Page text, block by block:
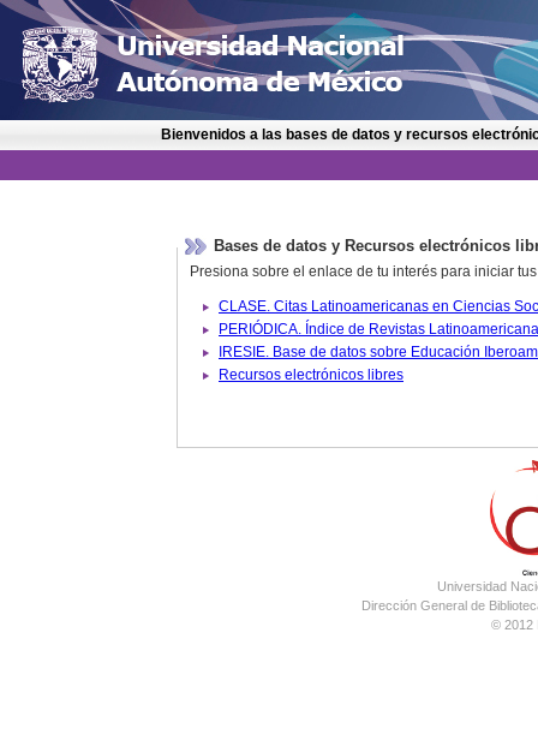
Bienvenidos a las bases de datos y recursos
Bases de datos y Recursos electrónicos
Presiona sobre el enlace de tu interés para iniciar
IRESIE. Base de datos
Recursos electrónicos libres
Universidad
Dirección General de
© 2012